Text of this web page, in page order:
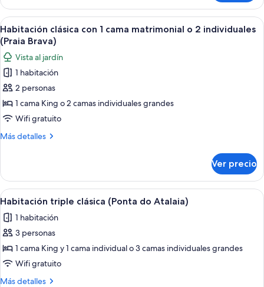
triple
Deluxe
(Gruta
Azul)
Abrir
todas
las
fotos
de
Habitación
clásica
con
1
o
individuales
(Praia
Brava)
Una cama bien hecha con una
4
Habitación clásica con 1 cama matrimonial o 2 individuales
(Praia Brava)
Vista al jardín
1 habitación
2 personas
1 cama King o 2 camas individuales grandes
Wifi gratuito
Más detalles
Más
clásica
con
1
matrimonial
o
individuales
(Praia
Ver precio
Abrir
todas
las
fotos
de
Habitación
triple
Un dormitorio con cama, almohadas,
3
Habitación triple clásica (Ponta do Atalaia)
1 habitación
3 personas
1 cama King y 1 cama individual o 3 camas individuales grandes
Wifi gratuito
Más detalles
Más